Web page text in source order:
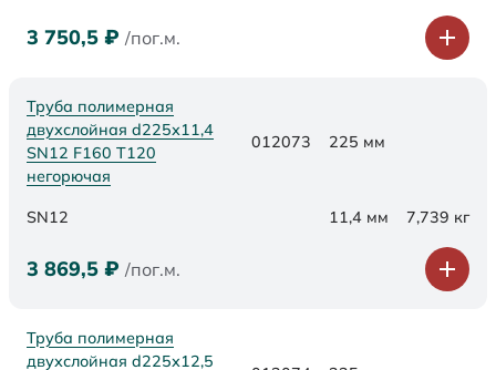
3 750,5 ₽ /пог.м.
Труба полимерная
двухслойная d225х11,4
SN12 F160 Т120
негорючая
012073 225 мм
SN12 11,4 мм 7,739 кг
3 869,5 ₽ /пог.м.
Труба полимерная
двухслойная d225х12,5